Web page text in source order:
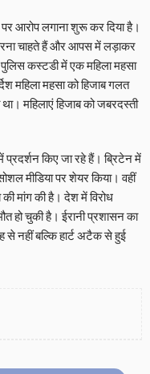
आरोप लगाना शुरू कर दिया है।
चाहते हैं और आपस में लड़ाकर
कस्टडी में एक महिला महसा
महिला महसा को हिजाब गलत
महिलाएं हिजाब को जबरदस्ती
किए जा रहे हैं। ब्रिटेन में
मीडिया पर शेयर किया। वहीं
मांग की है। देश में विरोध
हो चुकी है। ईरानी प्रशासन का
से नहीं बल्कि हार्ट अटैक से हुई